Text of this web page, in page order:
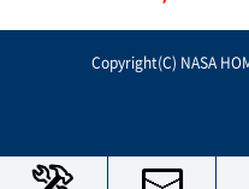
Copyright(C) NASA